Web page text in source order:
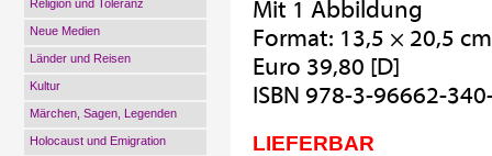
Religion und Toleranz
Neue Medien
Länder und Reisen
Kultur
Märchen, Sagen, Legenden
Holocaust und Emigration
Mit 1 Abbildung
Format: 13,5 × 20,5 cm
Euro 39,80 [D]
ISBN 978-3-96662-
LIEFERBAR